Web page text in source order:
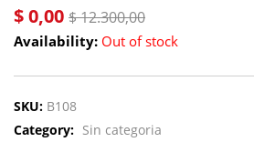
$0,00 $12.300,00
Availability: Out of stock
SKU: B108
Category: Sin categoria